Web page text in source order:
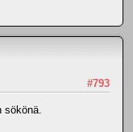
#793